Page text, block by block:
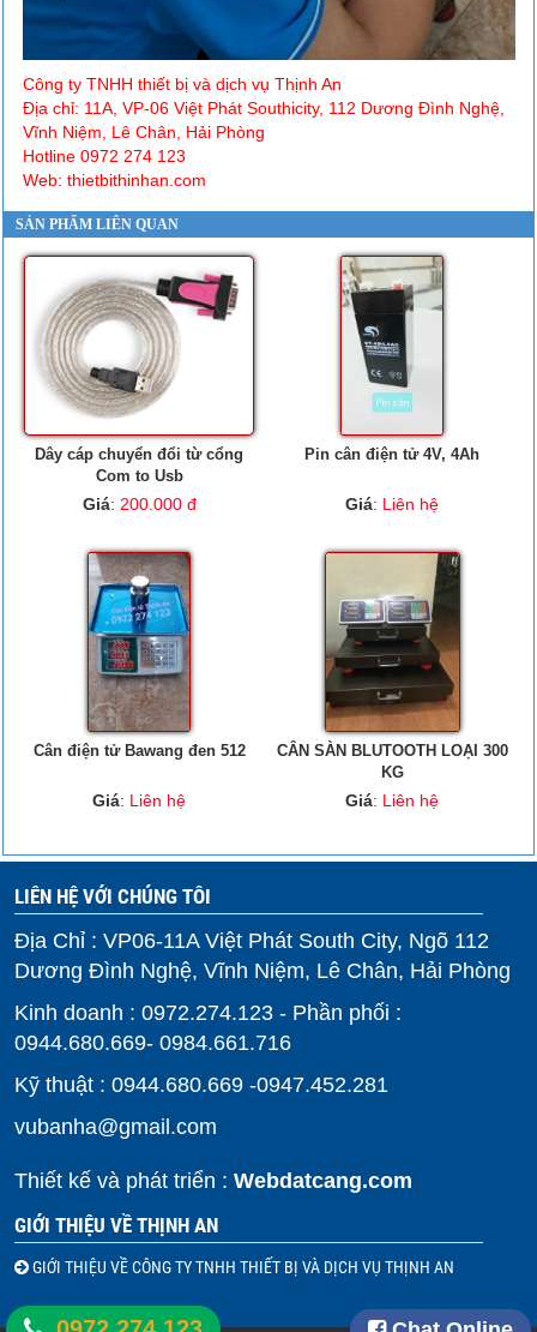
Công ty TNHH thiết bị và dịch vụ Thịnh An
Địa chỉ: 11A, VP-06 Việt Phát Southicity, 112 Dương Đình Nghệ,
Vĩnh Niệm, Lê Chân, Hải Phòng
Hotline 0972 274 123
Web: thietbithinhan.com
SẢN PHẨM LIÊN QUAN
Dây cáp chuyển đổi từ cổng
Com to Usb
Giá: 200.000 đ
Pin cân điện tử 4V, 4Ah
Giá: Liên hệ
Cân điện tử Bawang đen 512
Giá: Liên hệ
CÂN SÀN BLUTOOTH LOẠI 300
KG
Giá: Liên hệ
LIÊN HỆ VỚI CHÚNG TÔI
Địa Chỉ : VP06-11A Việt Phát South City, Ngõ 112
Dương Đình Nghệ, Vĩnh Niệm, Lê Chân, Hải Phòng
Kinh doanh : 0972.274.123 - Phần phối :
0944.680.669- 0984.661.716
Kỹ thuật : 0944.680.669 -0947.452.281
vubanha@gmail.com
Thiết kế và phát triển : Webdatcang.com
GIỚI THIỆU VỀ THỊNH AN
GIỚI THIỆU VỀ CÔNG TY TNHH THIẾT BỊ VÀ DỊCH VỤ THỊNH AN